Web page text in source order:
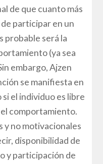
de que cuanto más
participar en un
probable será la
(ya sea
embargo, Ajzen
se manifiesta en
el individuo es libre
comportamiento.
y no motivacionales
disponibilidad de
y participación de